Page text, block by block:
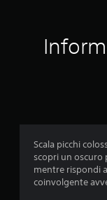
Scala picchi
scopri un oscuro
mentre rispondi
coinvolgente